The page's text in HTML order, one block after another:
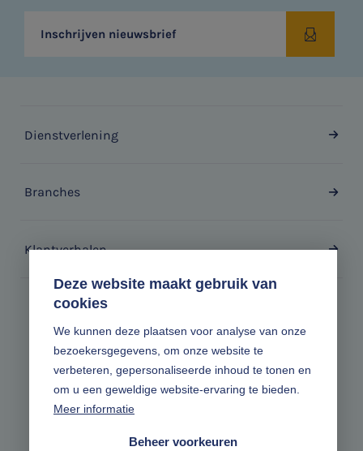
Deze website maakt gebruik van
cookies
We kunnen deze plaatsen voor analyse van onze
bezoekersgegevens, om onze website te
verbeteren, gepersonaliseerde inhoud te tonen en
om u een geweldige website-ervaring te bieden.
Meer informatie
Beheer voorkeuren
Inschrijven nieuwsbrief
Dienstverlening
Branches
Klantverhalen
Volg ons online